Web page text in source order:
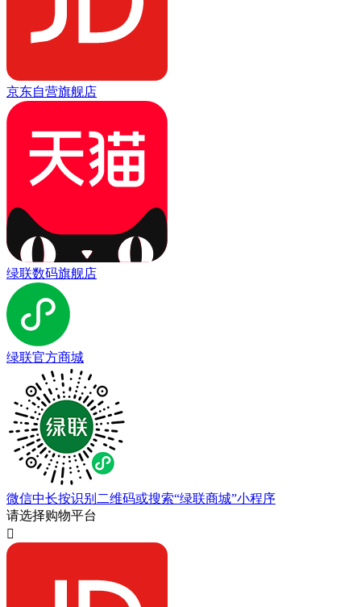
京东自营旗舰店
绿联数码旗舰店
绿联官方商城
微信中长按识别二维码或搜索“绿联商城”小程序
请选择购物平台
